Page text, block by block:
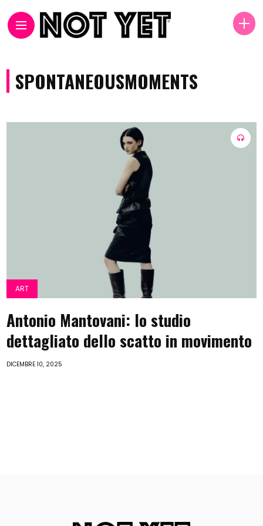
SPONTANEOUSMOMENTS
ART
Antonio Mantovani: lo studio
dettagliato dello scatto in movimento
DICEMBRE 10, 2025